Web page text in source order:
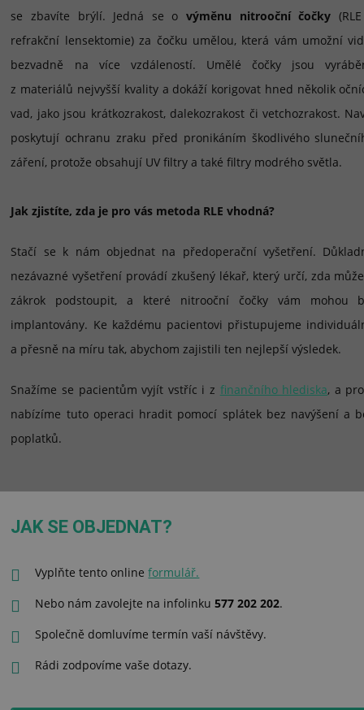
se zbavíte brýlí. Jedná se ovýměnu nitrooční čočky
refrakční lensektomie) za čočku umělou, která vám umožní
bezvadně na více vzdáleností. Umělé čočky jsou
z materiálů nejvyšší kvality a dokáží korigovat hned několik
vad, jako jsou krátkozrakost, dalekozrakost či vetchozrakost.
poskytují ochranu zraku před pronikáním škodlivého
záření, protože obsahují UV filtry a také filtry modrého světla.
Jak zjistíte, zda je pro vás metoda RLE vhodná?
Stačí se k nám objednat na předoperační vyšetření.
nezávazné vyšetření provádí zkušený lékař, který určí, zda
zákrok podstoupit, a které nitrooční čočky vám mohou
implantovány. Ke každému pacientovi přistupujeme
a přesně na míru tak, abychom zajistili ten nejlepší výsledek.
Snažíme se pacientům vyjít vstříc i z finančního hlediska, a
nabízíme tuto operaci hradit pomocí splátek bez navýšení a
poplatků.
JAK SE OBJEDNAT?
Vyplňte tento onlineformulář.
Nebo nám zavolejte na infolinku577 202 202.
Společně domluvíme termín vaší návštěvy.
Rádi zodpovíme vaše dotazy.